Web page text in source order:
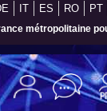
IT ES RO PT
sans frais dès 30€